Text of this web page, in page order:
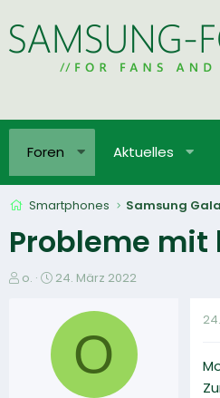
Foren Aktuelles
Smartphones Samsung
Probleme mit
E
o.
E
t
24. März 2022
O